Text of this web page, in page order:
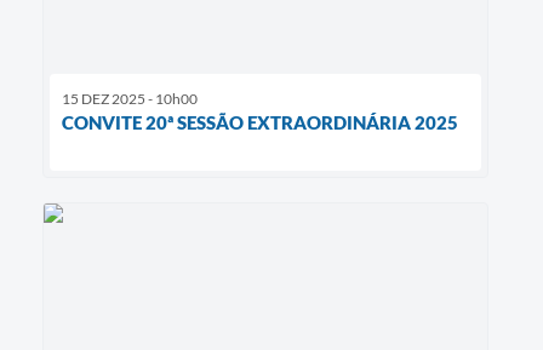
15 DEZ 2025 - 10h00
CONVITE 20ª SESSÃO EXTRAORDINÁRIA 2025